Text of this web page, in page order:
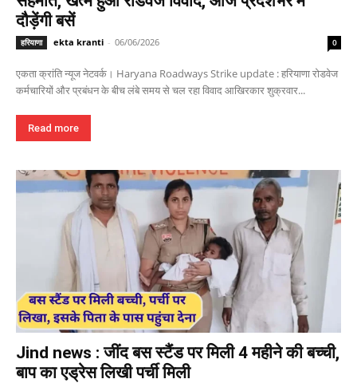
दौड़ेंगी बसें
हरियाणा ekta kranti - 06/06/2026 0
एकता क्रांति न्यूज नेटवर्क। Haryana Roadways Strike update : हरियाणा रोडवेज
कर्मचारियों और प्रबंधन के बीच लंबे समय से चल रहा विवाद आखिरकार शुक्रवार...
Read more
Jind news : जींद बस स्टैंड पर मिली 4 महीने की बच्ची,
बाप का एड्रेस लिखी पर्ची मिली